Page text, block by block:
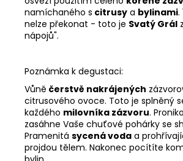
namíchaného s citrusy a bylinami.
nelze překonat - toto je Svatý Grál
nápojů".
Poznámka k degustaci:
Vůně čerstvě nakrájených
citrusového ovoce. Toto je splněný
každého milovníka zázvoru.
zasáhne Vaše chuťové pohárky se
Pramenitá sycená voda a
projdou tělem. Nakonec pocítíte
LIGHT
KARTON
12X
725ML
984